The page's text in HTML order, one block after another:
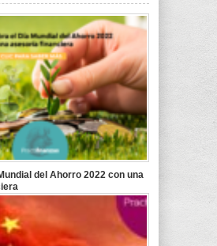
del Ahorro 2022 con una